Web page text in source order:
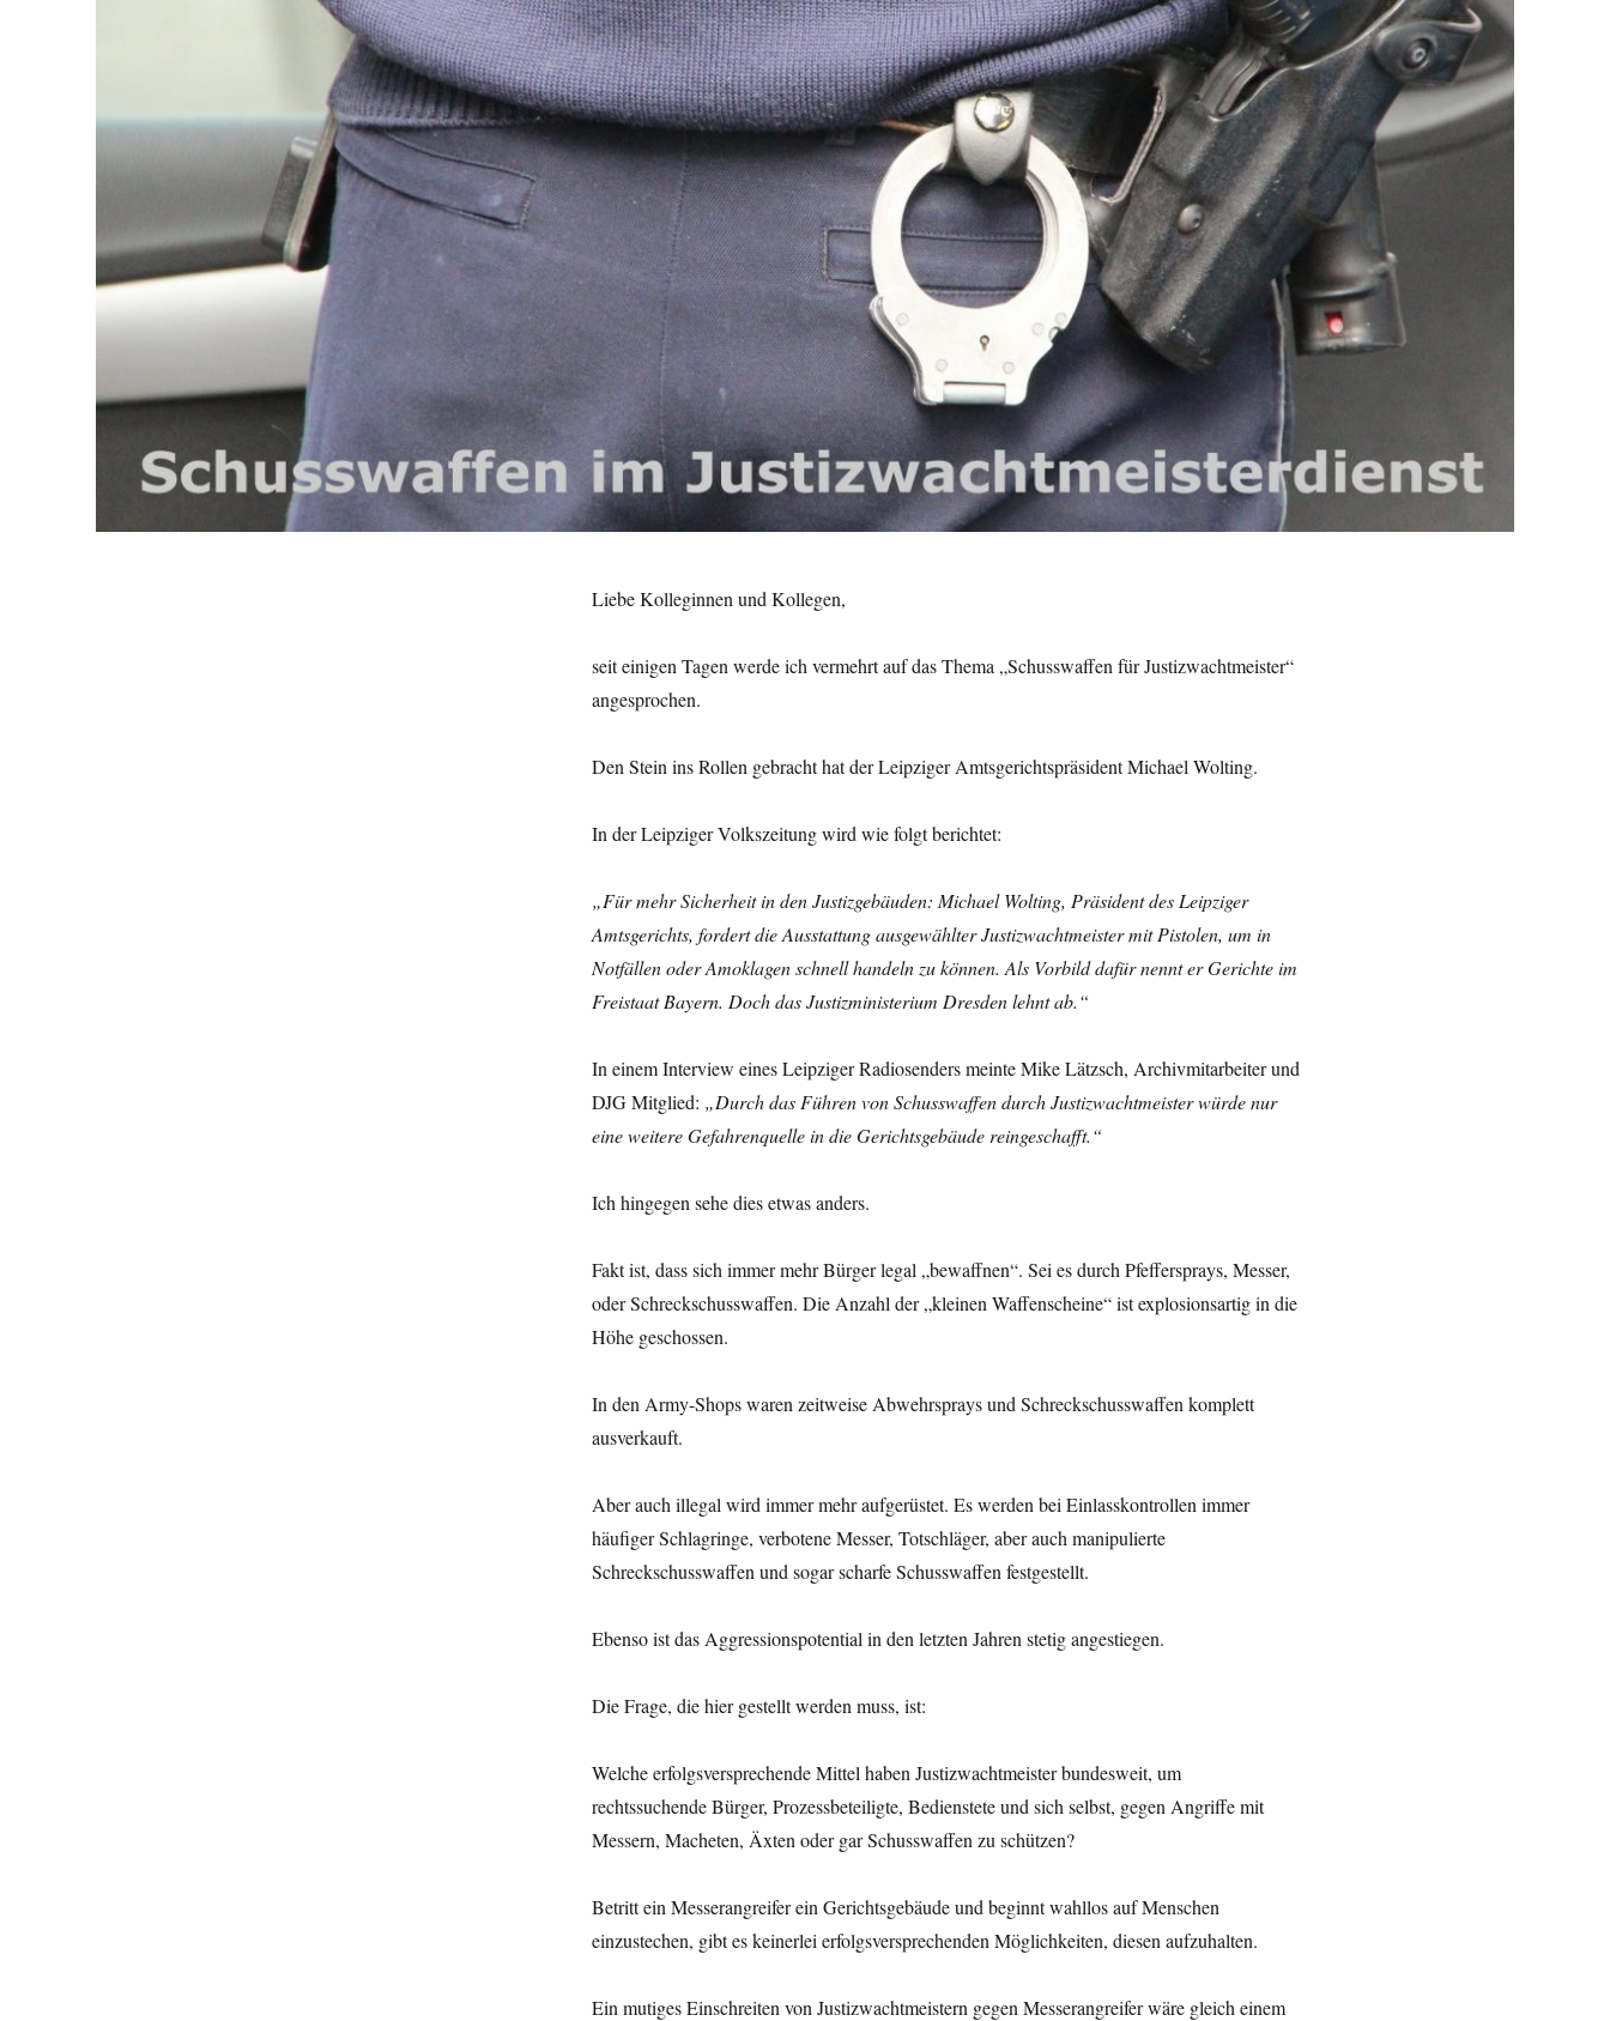
Liebe Kolleginnen und Kollegen,
seit einigen Tagen werde ich vermehrt auf das Thema „Schusswaffen für Justizwachtmeister“
angesprochen.
Den Stein ins Rollen gebracht hat der Leipziger Amtsgerichtspräsident Michael Wolting.
In der Leipziger Volkszeitung wird wie folgt berichtet:
„Für mehr Sicherheit in den Justizgebäuden: Michael Wolting, Präsident des Leipziger
Amtsgerichts, fordert die Ausstattung ausgewählter Justizwachtmeister mit Pistolen, um in
Notfällen oder Amoklagen schnell handeln zu können. Als Vorbild dafür nennt er Gerichte im
Freistaat Bayern. Doch das Justizministerium Dresden lehnt ab.“
In einem Interview eines Leipziger Radiosenders meinte Mike Lätzsch, Archivmitarbeiter und
DJG Mitglied: „Durch das Führen von Schusswaffen durch Justizwachtmeister würde nur
eine weitere Gefahrenquelle in die Gerichtsgebäude reingeschafft.“
Ich hingegen sehe dies etwas anders.
Fakt ist, dass sich immer mehr Bürger legal „bewaffnen“. Sei es durch Pfeffersprays, Messer,
oder Schreckschusswaffen. Die Anzahl der „kleinen Waffenscheine“ ist explosionsartig in die
Höhe geschossen.
In den Army-Shops waren zeitweise Abwehrsprays und Schreckschusswaffen komplett
ausverkauft.
Aber auch illegal wird immer mehr aufgerüstet. Es werden bei Einlasskontrollen immer
häufiger Schlagringe, verbotene Messer, Totschläger, aber auch manipulierte
Schreckschusswaffen und sogar scharfe Schusswaffen festgestellt.
Ebenso ist das Aggressionspotential in den letzten Jahren stetig angestiegen.
Die Frage, die hier gestellt werden muss, ist:
Welche erfolgsversprechende Mittel haben Justizwachtmeister bundesweit, um
rechtssuchende Bürger, Prozessbeteiligte, Bedienstete und sich selbst, gegen Angriffe mit
Messern, Macheten, Äxten oder gar Schusswaffen zu schützen?
Betritt ein Messerangreifer ein Gerichtsgebäude und beginnt wahllos auf Menschen
einzustechen, gibt es keinerlei erfolgsversprechenden Möglichkeiten, diesen aufzuhalten.
Ein mutiges Einschreiten von Justizwachtmeistern gegen Messerangreifer wäre gleich einem